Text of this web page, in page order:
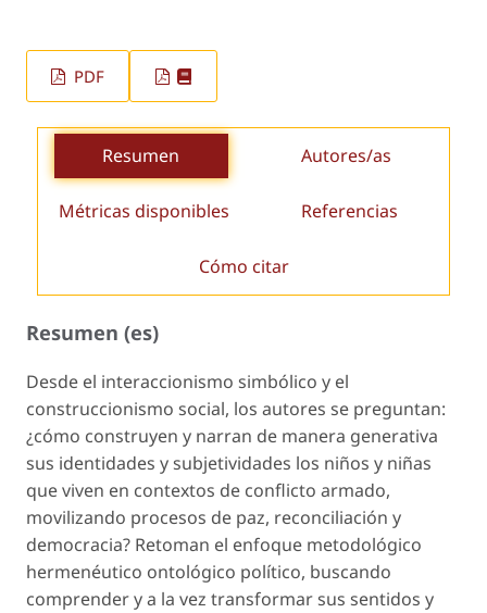
PDF
Resumen Autores/as
Métricas disponibles Referencias
Cómo citar
Resumen (es)
Desde el interaccionismo simbólico y el
construccionismo social, los autores se preguntan:
¿cómo construyen y narran de manera generativa
sus identidades y subjetividades los niños y niñas
que viven en contextos de conflicto armado,
movilizando procesos de paz, reconciliación y
democracia? Retoman el enfoque metodológico
hermenéutico ontológico político, buscando
comprender y a la vez transformar sus sentidos y